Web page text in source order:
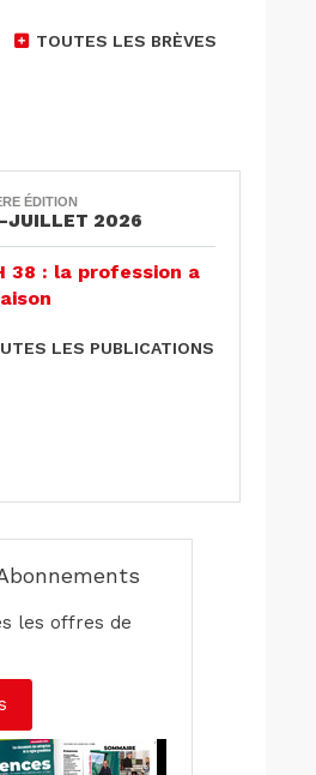
TOUTES LES BRÈVES
ÉDITION
JUILLET 2026
38 : la profession a
LES PUBLICATIONS
les offres de